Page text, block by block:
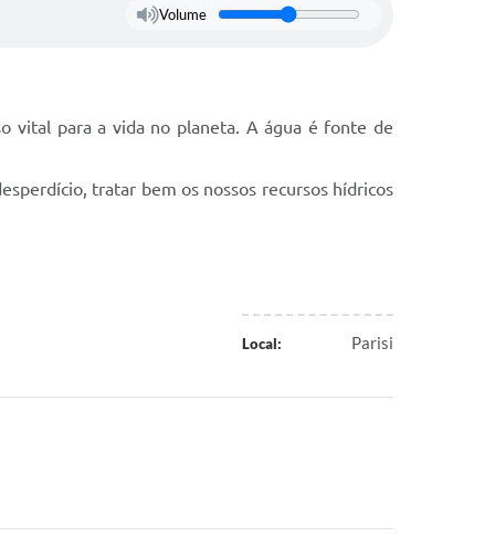
Volume
vital para a vida no planeta. A água é fonte de
tratar bem os nossos recursos hídricos
Local: Parisi